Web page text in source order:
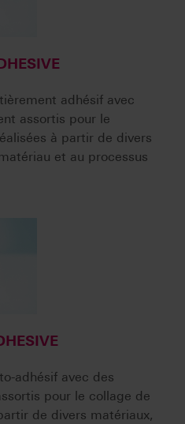
adhésif avec
assortis pour le
à partir de divers
et au processus
adhésif avec des
pour le collage de
de divers matériaux,